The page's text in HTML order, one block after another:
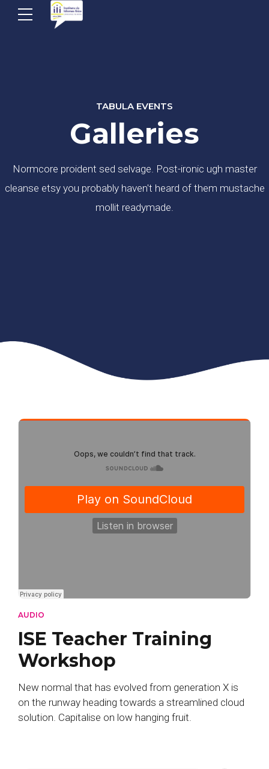
TABULA EVENTS
Galleries
Normcore proident sed selvage. Post-ironic ugh master
cleanse etsy you probably haven't heard of them mustache
mollit readymade.
AUDIO
ISE Teacher Training
Workshop
New normal that has evolved from generation X is
on the runway heading towards a streamlined cloud
solution. Capitalise on low hanging fruit.